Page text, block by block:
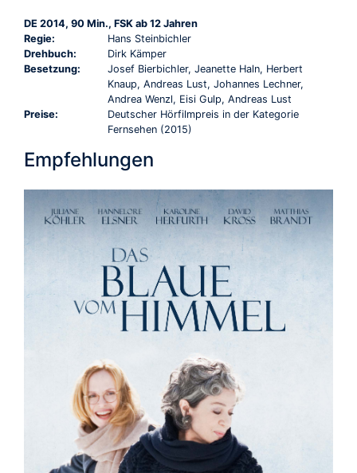
DE 2014, 90 Min., FSK ab 12 Jahren
Regie:
Hans Steinbichler
Drehbuch:
Dirk Kämper
Besetzung:
Josef Bierbichler, Jeanette Haln, Herbert
Knaup, Andreas Lust, Johannes Lechner,
Andrea Wenzl, Eisi Gulp, Andreas Lust
Preise:
Deutscher Hörfilmpreis in der Kategorie
Fernsehen (2015)
Empfehlungen